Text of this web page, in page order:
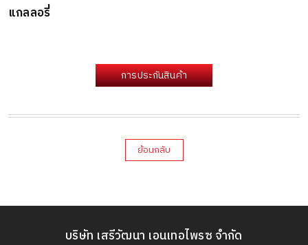
แกลลอรี่
การประกันสินค้า
ย้อนกลับ
บริษัท เสรีวัฒนา เอนเทอไพรซ จำกัด